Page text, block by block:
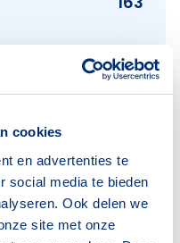
cookies
en advertenties te
social media te bieden
Ook delen we
site met onze
Gestelse